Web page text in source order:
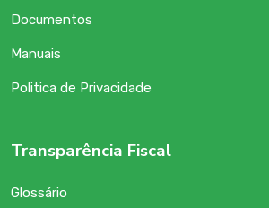
Documentos
Manuais
Politica de Privacidade
Transparência Fiscal
Glossário